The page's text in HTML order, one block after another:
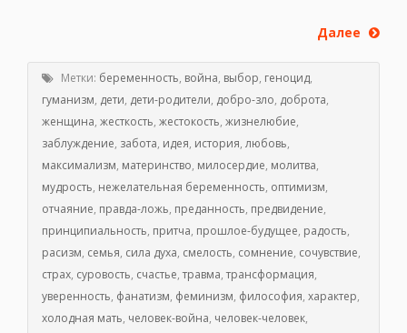
Далее
Метки: беременность, война, выбор, геноцид,
гуманизм, дети, дети-родители, добро-зло, доброта,
женщина, жесткость, жестокость, жизнелюбие,
заблуждение, забота, идея, история, любовь,
максимализм, материнство, милосердие, молитва,
мудрость, нежелательная беременность, оптимизм,
отчаяние, правда-ложь, преданность, предвидение,
принципиальность, притча, прошлое-будущее, радость,
расизм, семья, сила духа, смелость, сомнение, сочувствие,
страх, суровость, счастье,травма,трансформация,
уверенность, фанатизм, феминизм, философия, характер,
холодная мать, человек-война, человек-человек,